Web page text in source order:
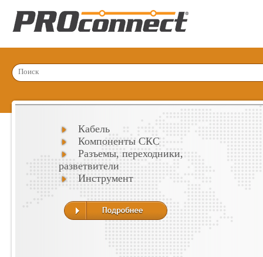
Кабель
Компоненты СКС
Разъемы, переходники,
разветвители
Инструмент